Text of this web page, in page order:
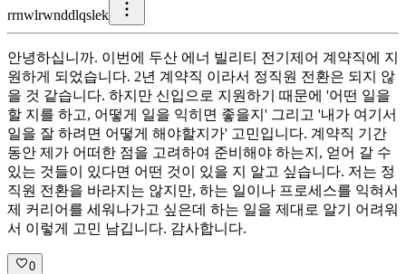
rrnwlrwnddlqslek
안녕하십니까. 이번에 두산 에너 빌리티 전기제어 계약직에 지
원하게 되었습니다. 2년 계약직 이라서 정직원 전환은 되지 않
을 것 같습니다. 하지만 신입으로 지원하기 때문에 '어떤 일을
할 지를 하고, 어떻게 일을 익히면 좋을지' 그리고 '내가 여기서
일을 잘 하려면 어떻게 해야할지가' 고민입니다. 계약직 기간
동안 제가 어떠한 점을 고려하여 준비해야 하는지, 얻어 갈 수
있는 것들이 있다면 어떤 것이 있을 지 알고 싶습니다. 저는 정
직원 전환을 바라지는 않지만, 하는 일이나 프로세스를 익혀서
제 커리어를 세워나가고 싶은데 하는 일을 제대로 알기 어려워
서 이렇게 고민 남깁니다. 감사합니다.
0